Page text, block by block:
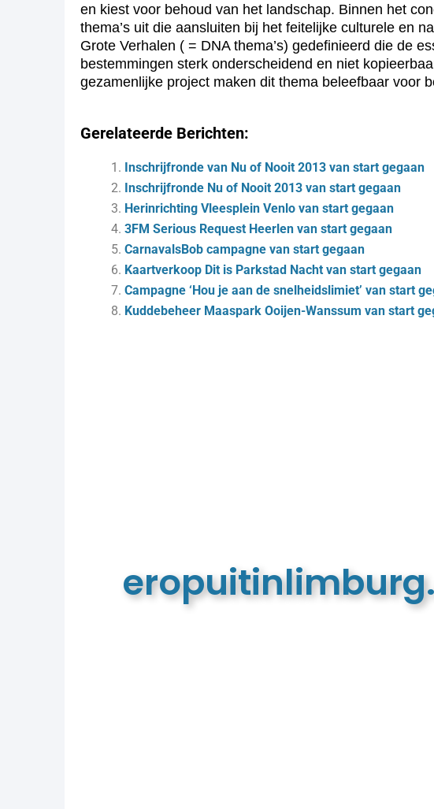
en kiest voor behoud van het landschap. Binnen het
thema’s uit die aansluiten bij het feitelijke culturele en
Grote Verhalen ( = DNA thema’s) gedefinieerd die de
bestemmingen sterk onderscheidend en niet
gezamenlijke project maken dit thema beleefbaar voor
Gerelateerde Berichten:
Inschrijfronde van Nu of Nooit 2013 van start gegaan
Inschrijfronde Nu of Nooit 2013 van start gegaan
Herinrichting Vleesplein Venlo van start gegaan
3FM Serious Request Heerlen van start gegaan
CarnavalsBob campagne van start gegaan
Kaartverkoop Dit is Parkstad Nacht van start gegaan
Cam­pag­ne ‘Hou je aan de snel­heids­li­miet’ van start
Kuddebeheer Maaspark Ooijen-Wanssum van start